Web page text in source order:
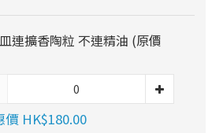
連擴香陶粒 不連精油 (原價
價 HK$180.00